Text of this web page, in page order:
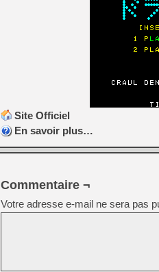
Site Officiel
En savoir plus…
Commentaire ¬
Votre adresse e-mail ne sera pas